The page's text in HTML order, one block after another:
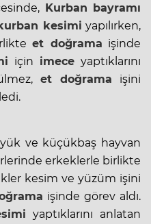
Kurban bayramı
kesimi yapılırken,
et doğrama işinde
için imece yaptıklarını
et doğrama işini
ve küçükbaş hayvan
erkeklerle birlikte
kesim ve yüzüm işini
işinde görev aldı.
yaptıklarını anlatan